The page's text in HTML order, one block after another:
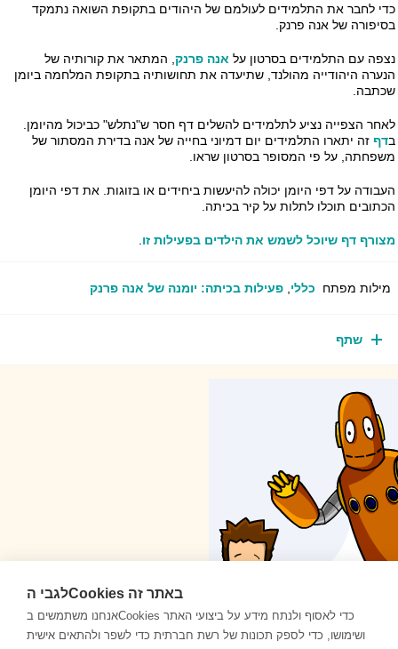
כדי לחבר את התלמידים לעולמם של היהודים בתקופת השואה נתמקד
בסיפורה של אנה פרנק.
נצפה עם התלמידים בסרטון על אנה פרנק, המתאר את קורותיה של
הנערה היהודייה מהולנד, שתיעדה את תחושותיה בתקופת המלחמה ביומן
שכתבה.
לאחר הצפייה נציע לתלמידים להשלים דף חסר ש"נתלש" כביכול מהיומן.
בדף זה יתארו התלמידים יום דמיוני בחייה של אנה בדירת המסתור של
משפחתה, על פי המסופר בסרטון שראו.
העבודה על דפי היומן יכולה להיעשות ביחידים או בזוגות. את דפי היומן
הכתובים תוכלו לתלות על קיר בכיתה.
מצורף דף שיוכל לשמש את הילדים בפעילות זו.
מילות מפתח כללי, פעילות בכיתה: יומנה של אנה פרנק
שתף
לגבי הCookies באתר זה
אנחנו משתמשים בCookies כדי לאסוף ולנתח מידע על ביצועי האתר
ושימושו, כדי לספק תכונות של רשת חברתית כדי לשפר ולהתאים אישית